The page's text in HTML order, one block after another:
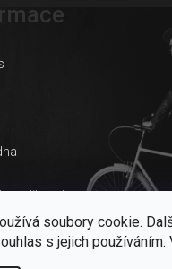
soubory cookie.
s jejich
velikostí